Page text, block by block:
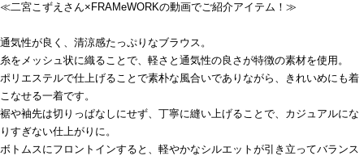
≪二宮こずえさん×FRAMeWORKの動画でご紹介アイテム！≫
通気性が良く、清涼感たっぷりなブラウス。
糸をメッシュ状に織ることで、軽さと通気性の良さが特徴の素材を使用。
ポリエステルで仕上げることで素朴な風合いでありながら、きれいめにも着
こなせる一着です。
裾や袖先は切りっぱなしにせず、丁寧に縫い上げることで、カジュアルにな
りすぎない仕上がりに。
ボトムスにフロントインすると、軽やかなシルエットが引き立ってバランス